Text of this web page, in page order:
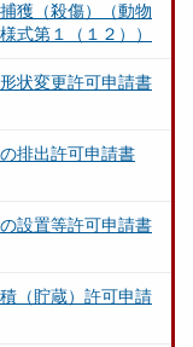
獲（殺傷）（動物
式第１（１２））
状変更許可申請書
排出許可申請書
設置等許可申請書
（貯蔵）許可申請